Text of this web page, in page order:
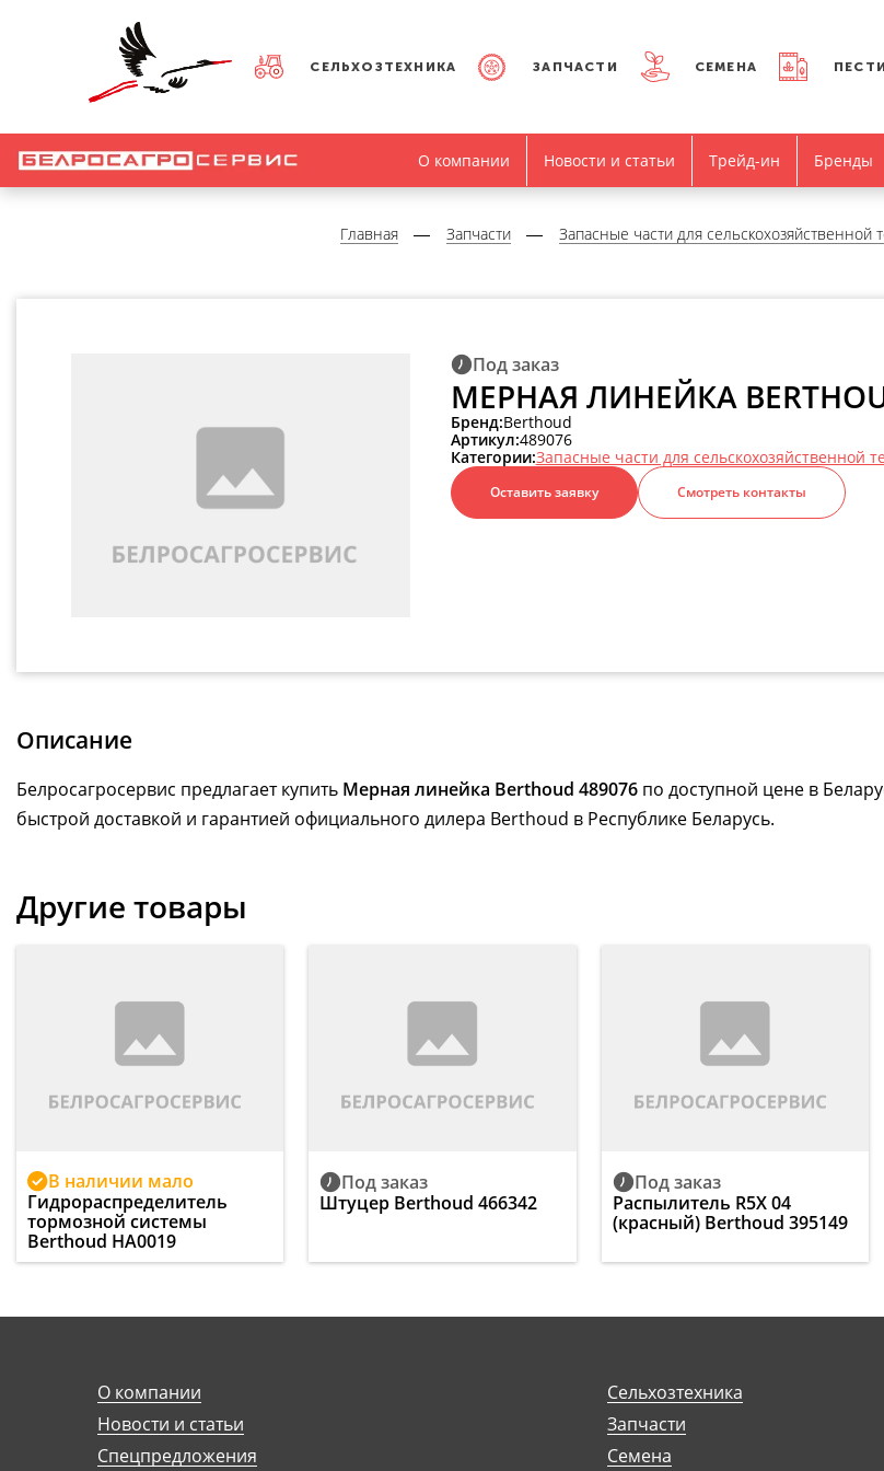
СЕЛЬХОЗТЕХНИКА ЗАПЧАСТИ СЕМЕНА
О компании Новости и статьи Трейд-ин Бренды
Главная Запчасти Запасные части для сельскохозяйственной
Под заказ
МЕРНАЯ ЛИНЕЙКА
Бренд:Berthoud
Артикул:489076
Категории:Запасные части для сельскохозяйственной
Оставить заявку Смотреть контакты
Описание
Белросагросервис предлагает купить Мерная линейка Berthoud 489076 по доступной цене в
быстрой доставкой и гарантией официального дилера Berthoud в Республике Беларусь.
Другие товары
В наличии мало
Гидрораспределитель
тормозной системы
Berthoud HA0019
Под заказ
Штуцер Berthoud 466342
Под заказ
Распылитель R5X 04
(красный) Berthoud 395149
О компании
Новости и статьи
Спецпредложения
Сельхозтехника
Запчасти
Семена